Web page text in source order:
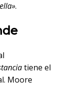
.
tiene el
Moore